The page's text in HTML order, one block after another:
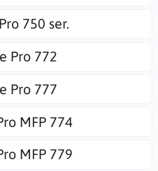
750 ser.
Pro 772
Pro 777
MFP 774
MFP 779